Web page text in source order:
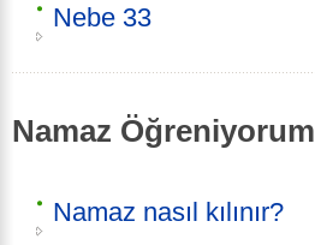
Nebe 33
Namaz Öğreniyorum
Namaz nasıl kılınır?